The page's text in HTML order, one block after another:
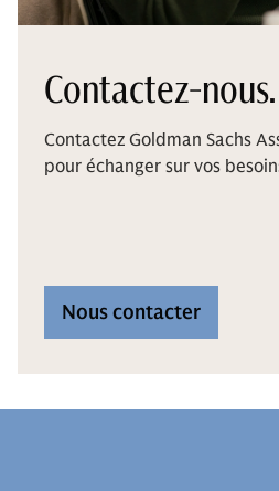
Contactez-nous.
Contactez Goldman Sachs
pour échanger sur vos
Nous contacter